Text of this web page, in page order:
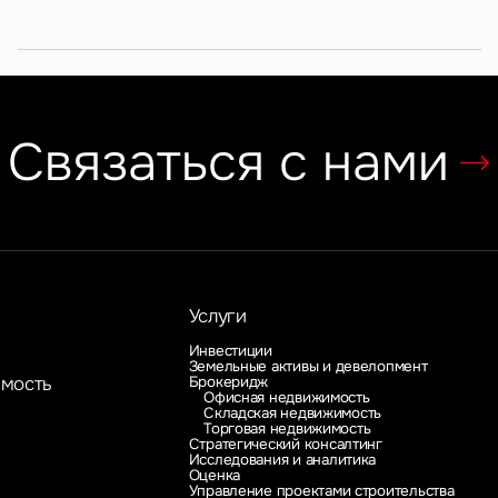
Связаться с нами
Услуги
Инвестиции
Земельные активы и девелопмент
Брокеридж
Офисная недвижимость
Складская недвижимость
Торговая недвижимость
Стратегический консалтинг
Исследования и аналитика
Оценка
Управление проектами строительства